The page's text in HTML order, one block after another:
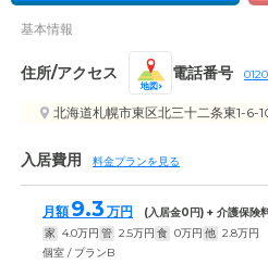
基本情報
住所/アクセス
地図
電話番号
北海道札幌市東区北三十二条東1-6-
入居費用 料金プランを見る
月額 9.3 万円 (入居金0 円) + 介護保険
家 4.0万円 管 2.5万円 食 0万円 他 2.8万円
個室 / プランB